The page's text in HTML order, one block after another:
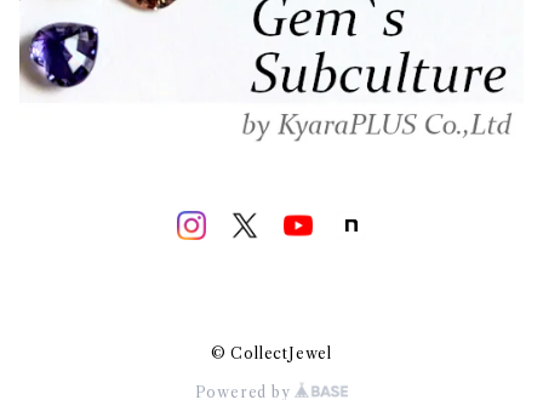
© CollectJewel
Powered by